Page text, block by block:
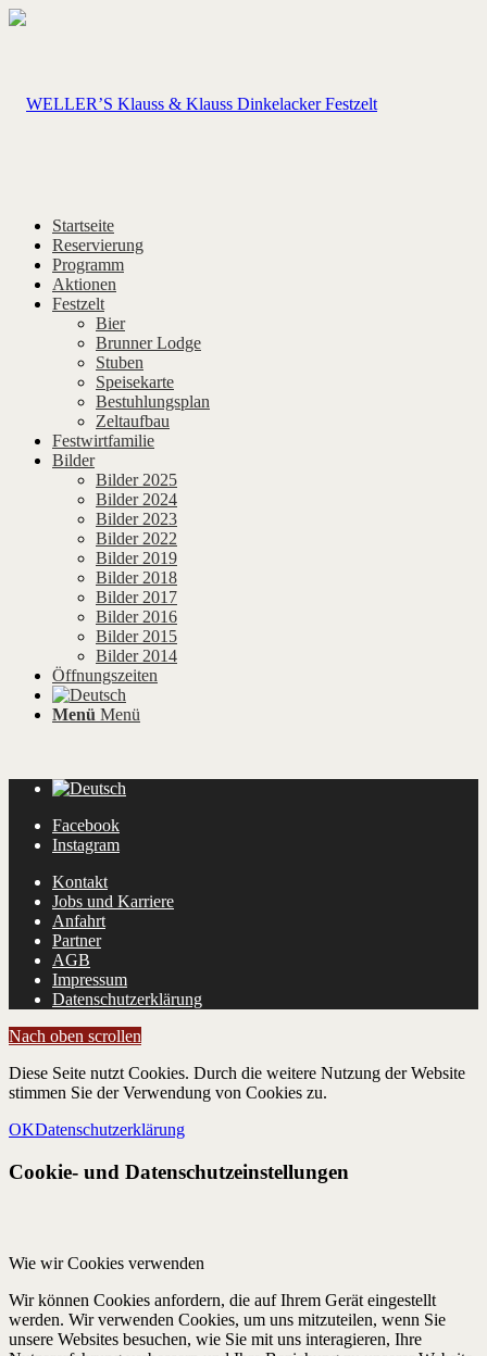
Startseite
Reservierung
Programm
Aktionen
Festzelt
Bier
Brunner Lodge
Stuben
Speisekarte
Bestuhlungsplan
Zeltaufbau
Festwirtfamilie
Bilder
Bilder 2025
Bilder 2024
Bilder 2023
Bilder 2022
Bilder 2019
Bilder 2018
Bilder 2017
Bilder 2016
Bilder 2015
Bilder 2014
Öffnungszeiten
Menü Menü
Facebook
Instagram
Kontakt
Jobs und Karriere
Anfahrt
Partner
AGB
Impressum
Datenschutzerklärung
Nach oben scrollen
Diese Seite nutzt Cookies. Durch die weitere Nutzung der Website
stimmen Sie der Verwendung von Cookies zu.
OKDatenschutzerklärung
Cookie- und Datenschutzeinstellungen
Wie wir Cookies verwenden
Wir können Cookies anfordern, die auf Ihrem Gerät eingestellt
werden. Wir verwenden Cookies, um uns mitzuteilen, wenn Sie
unsere Websites besuchen, wie Sie mit uns interagieren, Ihre